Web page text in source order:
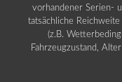
vorhandener Serien-
tatsächliche
(z.B.
Fahrzeugzustand,